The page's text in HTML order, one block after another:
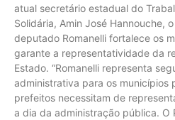
atual secretário estadual do
Solidária, Amin José Hannouche,
deputado Romanelli fortalece os
garante a representatividade da
Estado. “Romanelli representa
administrativa para os municípios
prefeitos necessitam de
a dia da administração pública. O